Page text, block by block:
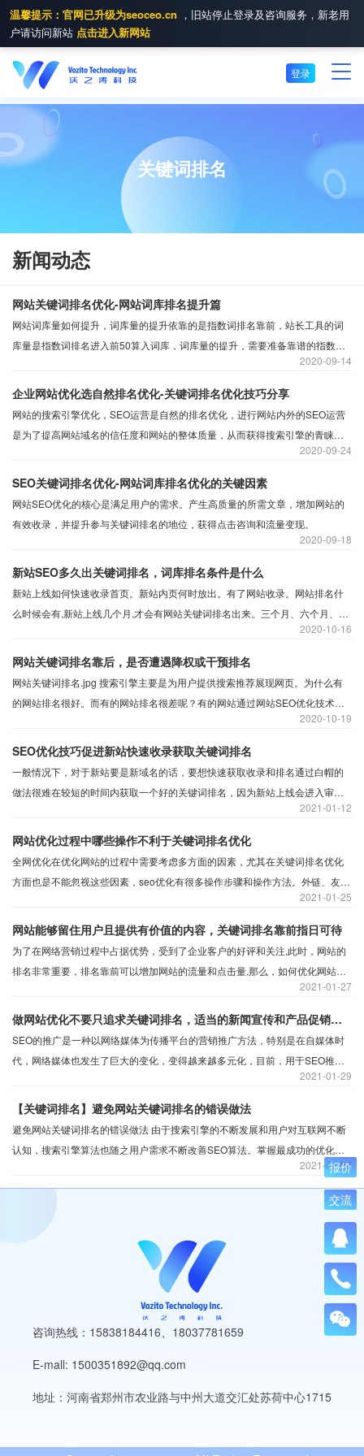
温馨提示：官网已升级为seoceo.cn ，旧站停止登录及咨询服务，新老用
户请访问新站 点击进入新网站
登录
关键词排名
新闻动态
09-14
2020
网站关键词排名优化-网站词库排名提升篇
网站词库量如何提升，词库量的提升依靠的是指数词排名靠前，站长工具的词
库量是指数词排名进入前50算入词库，词库量的提升，需要准备靠谱的指数
词，做好指数词布局优化，网页有效收录才能参与排名，因此做好站内外优化
提升网页有效收录可以参与网页排名，增加词库量提升。
09-24
2020
企业网站优化选自然排名优化-关键词排名优化技巧分享
网站的搜索引擎优化，SEO运营是自然的排名优化，进行网站内外的SEO运营
是为了提高网站域名的信任度和网站的整体质量，从而获得搜索引擎的青睐，
从而获得排名靠前，增加展示次数。SEO操作是自然排名优化，而不是快速排
名、黑帽、作弊优化操作。
09-18
2020
SEO关键词排名优化-网站词库排名优化的关键因素
网站SEO优化的核心是满足用户的需求。产生高质量的所需文章，增加网站的
有效收录，并提升参与关键词排名的地位，获得点击咨询和流量变现。
10-16
2020
新站SEO多久出关键词排名，词库排名条件是什么
新站上线如何快速收录首页。新站内页何时放出。有了网站收录。网站排名什
么时候会有,新站上线几个月,才会有网站关键词排名出来。三个月、六个月、还
是九个月。新站出关键词的时间一直是新站站长最关注的问题。就此分享新站
出词时间及出词条件。
10-19
2020
网站关键词排名靠后，是否遭遇降权或干预排名
网站关键词排名.jpg 搜索引擎主要是为用户提供搜索推荐展现网页。为什么有
的网站排名很好。而有的网站排名很差呢？有的网站通过网站SEO优化技术将
网站词库排名做上去了。但是后期有下跌或者直接消失。还有的词企业站无法
获取排名？
01-12
2021
SEO优化技巧促进新站快速收录获取关键词排名
一般情况下，对于新站要是新域名的话，要想快速获取收录和排名通过白帽的
做法很难在较短的时间内获取一个好的关键词排名，因为新站上线会进入审核
期，在审核期间新站收录和排名都比较低.但审核期过后就会放出网站，关键词
优化难度一般的话，也要1-3个月左右的时间，甚至会更久一些，当然，排除比
01-25
2021
网站优化过程中哪些操作不利于关键词排名优化
全网优化在优化网站的过程中需要考虑多方面的因素，尤其在关键词排名优化
方面也是不能忽视这些因素，seo优化有很多操作步骤和操作方法。外链、友情
链接、关键词密度、标粗、网页标题......seo优化是一把双刃剑，用的好会给网
站核心关键词带来不错的排名效果。
01-27
2021
网站能够留住用户且提供有价值的内容，关键词排名靠前指日可待
为了在网络营销过程中占据优势，受到了企业客户的好评和关注,此时，网站的
排名非常重要，排名靠前可以增加网站的流量和点击量,那么，如何优化网站，
01-29
2021
做网站优化不要只追求关键词排名，适当的新闻宣传和产品促销也是十分有必要的
SEO的推广是一种以网络媒体为传播平台的营销推广方法，特别是在自媒体时
代，网络媒体也发生了巨大的变化，变得越来越多元化，目前，用于SEO推广
的比较流行的网络媒体有论坛、博客、微博、微信、SNS、Twitter、Facebook
等，由于很多人对SEO的推广了解太多，推广效果大大降低。
04-07
2021
【关键词排名】避免网站关键词排名的错误做法
避免网站关键词排名的错误做法 由于搜索引擎的不断发展和用户对互联网不断
认知，搜索引擎算法也随之用户需求不断改善SEO算法。掌握最成功的优化技
术并不是那么容易，与其说网站正确的SEO优化方案，还不如说网站避免误
区。避免误区后，网站自然就会上排名，增加网站流量。
咨询热线：15838184416、 18037781659
E-mall: 1500351892@qq.com
地址：河南省郑州市农业路与中州大道交汇处苏荷中心1715
报价
交流